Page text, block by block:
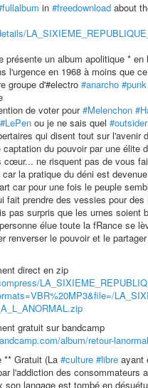
in #freedownload about
présente un album apolitique * en
l'urgence en 1968 à moins que
groupe d'#electro #anarcho #punk
de voter pour#Melenchon
#LePen ou je ne sais quel #outsider
qui disent tout sur l'avenir
du pouvoir par une élite
cœur... ne risquent pas de vous
la pratique du déni est
car pour une fois le peuple
fait prendre des vessies pour des
pas surpris que les urnes soient
élue toute la fRance se
renverser le pouvoir et le
direct en zip
gratuit sur bandcamp
album/retour-lanormal
** Gratuit (La #culture #libre ayant
l'addiction des consommateurs
son langage est tombé en